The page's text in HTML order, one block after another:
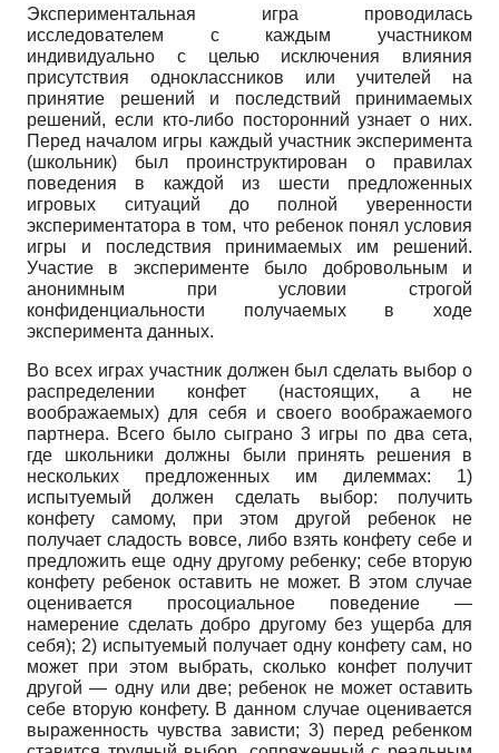
Экспериментальная игра проводилась
исследователем с каждым участником
индивидуально с целью исключения влияния
присутствия одноклассников или учителей на
принятие решений и последствий принимаемых
решений, если кто-либо посторонний узнает о них.
Перед началом игры каждый участник эксперимента
(школьник) был проинструктирован о правилах
поведения в каждой из шести предложенных
игровых ситуаций до полной уверенности
экспериментатора в том, что ребенок понял условия
игры и последствия принимаемых им решений.
Участие в эксперименте было добровольным и
анонимным при условии строгой
конфиденциальности получаемых в ходе
эксперимента данных.
Во всех играх участник должен был сделать выбор о
распределении конфет (настоящих, а не
воображаемых) для себя и своего воображаемого
партнера. Всего было сыграно 3 игры по два сета,
где школьники должны были принять решения в
нескольких предложенных им дилеммах: 1)
испытуемый должен сделать выбор: получить
конфету самому, при этом другой ребенок не
получает сладость вовсе, либо взять конфету себе и
предложить еще одну другому ребенку; себе вторую
конфету ребенок оставить не может. В этом случае
оценивается просоциальное поведение —
намерение сделать добро другому без ущерба для
себя); 2) испытуемый получает одну конфету сам, но
может при этом выбрать, сколько конфет получит
другой — одну или две; ребенок не может оставить
себе вторую конфету. В данном случае оценивается
выраженность чувства зависти; 3) перед ребенком